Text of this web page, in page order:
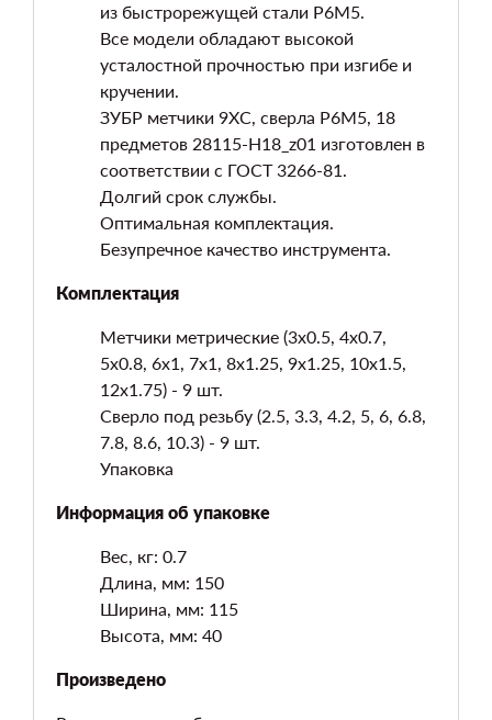
из быстрорежущей стали Р6М5.
Все модели обладают высокой
усталостной прочностью при изгибе и
кручении.
ЗУБР метчики 9ХС, сверла Р6М5, 18
предметов 28115-H18_z01 изготовлен в
соответствии с ГОСТ 3266-81.
Долгий срок службы.
Оптимальная комплектация.
Безупречное качество инструмента.
Комплектация
Метчики метрические (3х0.5, 4х0.7,
5х0.8, 6х1, 7х1, 8х1.25, 9х1.25, 10х1.5,
12х1.75) - 9 шт.
Сверло под резьбу (2.5, 3.3, 4.2, 5, 6, 6.8,
7.8, 8.6, 10.3) - 9 шт.
Упаковка
Информация об упаковке
Вес, кг: 0.7
Длина, мм: 150
Ширина, мм: 115
Высота, мм: 40
Произведено